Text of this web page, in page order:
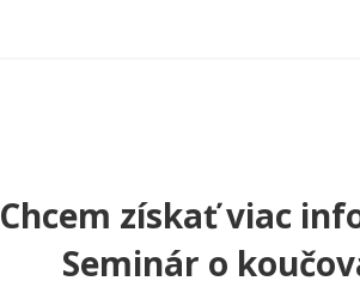
Chcem získať viac
Seminár o